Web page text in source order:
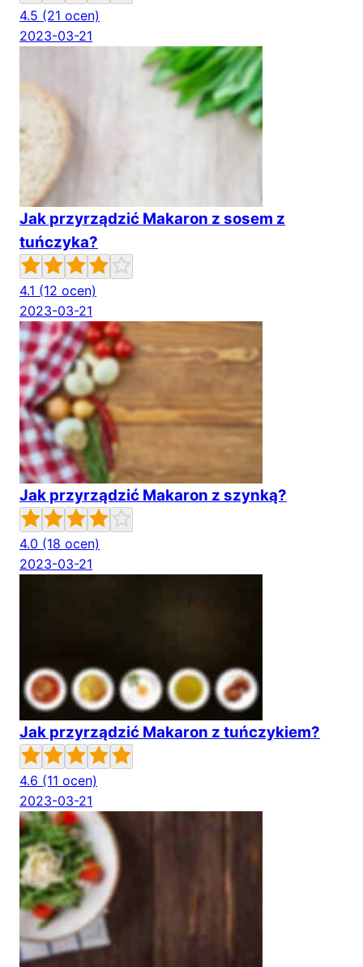
4.5 (21 ocen)
2023-03-21
Jak przyrządzić Makaron z sosem z
tuńczyka?
4.1 (12 ocen)
2023-03-21
Jak przyrządzić Makaron z szynką?
4.0 (18 ocen)
2023-03-21
Jak przyrządzić Makaron z tuńczykiem?
4.6 (11 ocen)
2023-03-21